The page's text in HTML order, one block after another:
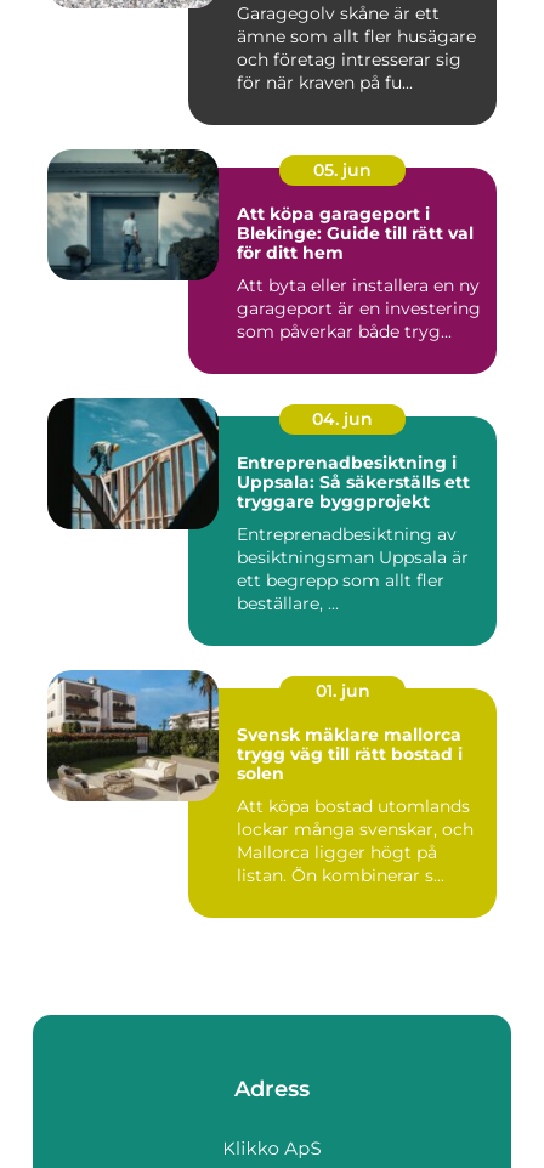
Garagegolv skåne är ett
ämne som allt fler husägare
och företag intresserar sig
för när kraven på fu...
05. jun
Att köpa garageport i
Blekinge: Guide till rätt val
för ditt hem
Att byta eller installera en ny
garageport är en investering
som påverkar både tryg...
04. jun
Entreprenadbesiktning i
Uppsala: Så säkerställs ett
tryggare byggprojekt
Entreprenadbesiktning av
besiktningsman Uppsala är
ett begrepp som allt fler
beställare, ...
01. jun
Svensk mäklare mallorca
trygg väg till rätt bostad i
solen
Att köpa bostad utomlands
lockar många svenskar, och
Mallorca ligger högt på
listan. Ön kombinerar s...
Adress